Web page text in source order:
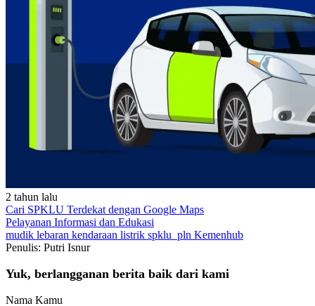
2 tahun lalu
Cari SPKLU Terdekat dengan Google Maps
Pelayanan Informasi dan Edukasi
mudik lebaran kendaraan listrik spklu pln Kemenhub
Penulis: Putri Isnur
Yuk, berlangganan berita baik dari kami
Nama Kamu